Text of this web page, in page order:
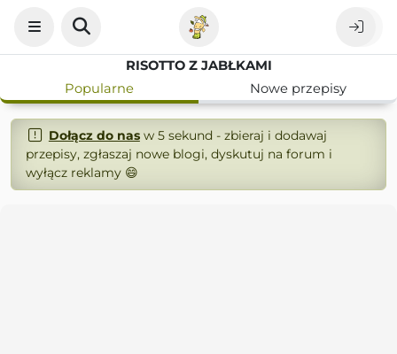
RISOTTO Z JABŁKAMI
Popularne
Nowe przepisy
Dołącz do nasw 5 sekund - zbieraj i dodawaj
przepisy, zgłaszaj nowe blogi, dyskutuj na forum i
wyłącz reklamy 😄